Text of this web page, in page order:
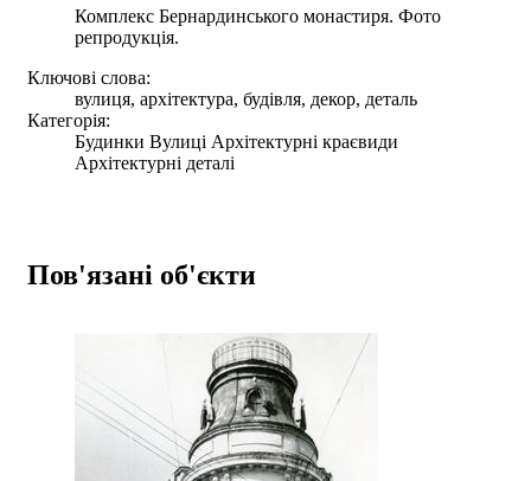
Комплекс Бернардинського монастиря. Фото
репродукція.
Ключові слова:
вулиця, архітектура, будівля, декор, деталь
Категорія:
Будинки Вулиці Архітектурні краєвиди
Архітектурні деталі
Пов'язані об'єкти